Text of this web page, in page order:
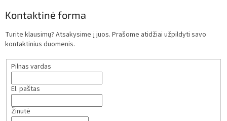
Kontaktinė forma
Turite klausimų? Atsakysime į juos. Prašome atidžiai užpildyti savo
kontaktinius duomenis.
Pilnas vardas
El. paštas
Žinutė